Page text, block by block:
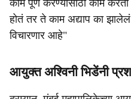
काम पूर्ण करण्यासाठी काम
होतं तर ते काम अद्याप का झालेलं
विचारणार आहे"
आयुक्त अश्विनी भिडेंनी